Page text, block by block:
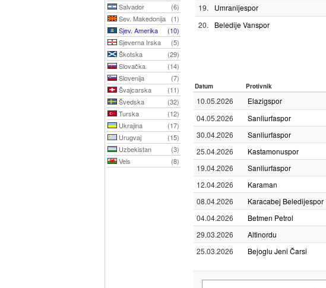
Salvador
(6)
Sev. Makedonija
(1)
Sjev. Amerika
(10)
Sjeverna Irska
(5)
Škotska
(29)
Slovačka
(14)
Slovenija
(7)
Švajcarska
(11)
Švedska
(32)
Turska
(12)
Ukrajina
(17)
Urugvaj
(15)
Uzbekistan
(3)
Vels
(8)
19. Umranijespor
20. Beledije Vanspor
Datum Protivnik
10.05.2026 Elazigspor
04.05.2026
Sanliurfaspor
30.04.2026
Sanliurfaspor
25.04.2026
Kastamonuspor
19.04.2026
Sanliurfaspor
12.04.2026
Karaman
08.04.2026
Karacabej Beledijespor
04.04.2026
Betmen Petrol
29.03.2026
Altinordu
25.03.2026
Bejoglu Jeni Čarsi